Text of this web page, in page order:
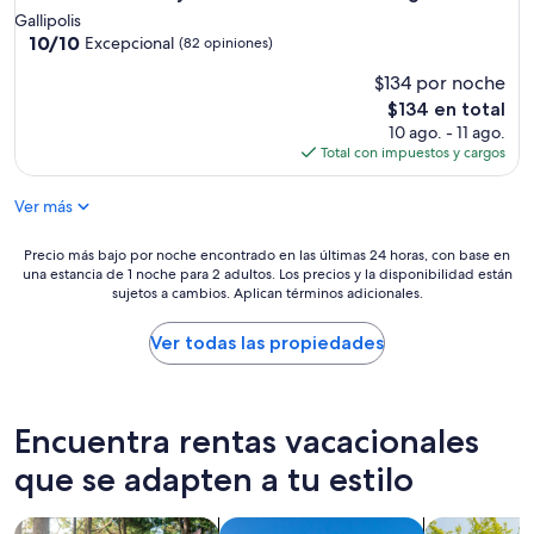
u
o
.
m
o
e
o
Gallipolis
10.0
10/10 Excepcional (82 opiniones)
$134 por noche
El
precio
actual
es
$134 en total
10 ago. - 11 ago.
Total con impuestos y cargos
Ver más
Precio
más
últimas
24
horas,
con
base
Precio más bajo por noche encontrado en las últimas 24 horas, con base en
una estancia de 1 noche para 2 adultos. Los precios y la disponibilidad están
sujetos a cambios. Aplican términos adicionales.
Ver todas las propiedades
Encuentra rentas vacacionales
que se adapten a tu estilo
Buscar cabañas Buscar villas Buscar